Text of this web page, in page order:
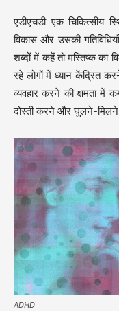
एडीएचडी एक चिकित्सीय
विकास और उसकी
शब्दों में कहें तो मस्तिष्क का
रहे लोगों में ध्यान केंद्रित
व्यवहार करने की क्षमता में
दोस्ती करने और घुलने-मिलने
ADHD